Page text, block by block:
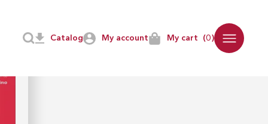
My account My cart (0)
Catalog